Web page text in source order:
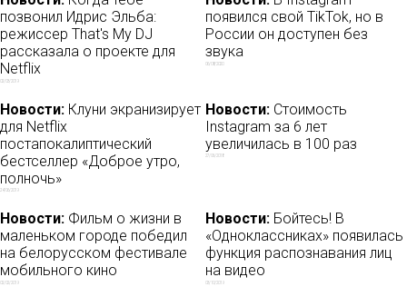
позвонил Идрис Эльба:
режиссер That's My DJ
рассказала о проекте для
Netflix
02/03/2019
появился свой TikTok, но в
России он доступен без
звука
06/08/2020
Новости: Клуни экранизирует
для Netflix
постапокалиптический
бестселлер «Доброе утро,
полночь»
24/06/2019
Новости: Стоимость
Instagram за 6 лет
увеличилась в 100 раз
27/06/2018
Новости: Фильм о жизни в
маленьком городе победил
на белорусском фестивале
мобильного кино
02/02/2019
Новости: Бойтесь! В
«Одноклассниках» появилась
функция распознавания лиц
на видео
03/10/2019